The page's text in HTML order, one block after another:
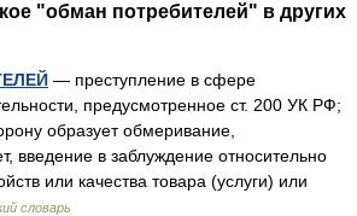
"обман потребителей" в других
— преступление в сфере
предусмотренное ст. 200 УК РФ;
образует обмеривание,
введение в заблуждение относительно
или качества товара (услуги) или
словарь